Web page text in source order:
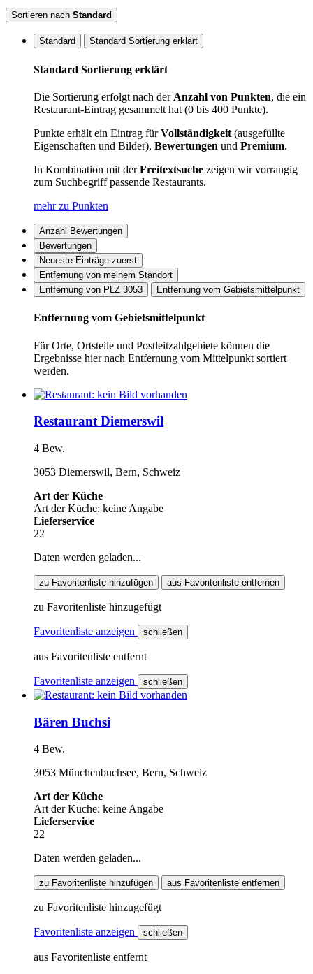
Sortieren nach Standard
Standard Standard Sortierung erklärt
Standard Sortierung erklärt
Die Sortierung erfolgt nach der Anzahl von Punkten, die ein
Restaurant-Eintrag gesammelt hat (0 bis 400 Punkte).
Punkte erhält ein Eintrag fürVollständigkeit (ausgefüllte
Eigenschaften und Bilder), Bewertungen und Premium.
In Kombination mit derFreitextsuche zeigen wir vorrangig
zum Suchbegriff passende Restaurants.
mehr zu Punkten
Anzahl Bewertungen
Bewertungen
Neueste Einträge zuerst
Entfernung von meinem Standort
Entfernung von PLZ 3053
Entfernung vom Gebietsmittelpunkt
Entfernung vom Gebietsmittelpunkt
Für Orte, Ortsteile und Postleitzahlgebiete können die
Ergebnisse hier nach Entfernung vom Mittelpunkt sortiert
werden.
Restaurant Diemerswil
4 Bew.
3053 Diemerswil, Bern, Schweiz
Art der Küche
Art der Küche: keine Angabe
Lieferservice
22
Daten werden geladen...
zu Favoritenliste hinzufügen aus Favoritenliste entfernen
zu Favoritenliste hinzugefügt
Favoritenliste anzeigen schließen
aus Favoritenliste entfernt
Favoritenliste anzeigen schließen
Bären Buchsi
4 Bew.
3053 Münchenbuchsee, Bern, Schweiz
Art der Küche
Art der Küche: keine Angabe
Lieferservice
22
Daten werden geladen...
zu Favoritenliste hinzufügen aus Favoritenliste entfernen
zu Favoritenliste hinzugefügt
Favoritenliste anzeigen schließen
aus Favoritenliste entfernt